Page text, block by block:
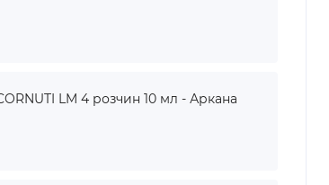
LM 4 розчин 10 мл - Аркана